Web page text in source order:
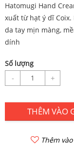
Hatomugi Hand
xuất từ hạt ý dĩ
da tay mịn màng,
dính
Số lượng
- +
THÊM VÀO
Thêm